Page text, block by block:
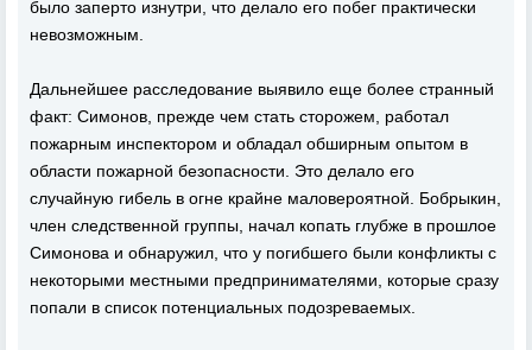
было заперто изнутри, что делало его побег практически
невозможным.
Дальнейшее расследование выявило еще более странный
факт: Симонов, прежде чем стать сторожем, работал
пожарным инспектором и обладал обширным опытом в
области пожарной безопасности. Это делало его
случайную гибель в огне крайне маловероятной. Бобрыкин,
член следственной группы, начал копать глубже в прошлое
Симонова и обнаружил, что у погибшего были конфликты с
некоторыми местными предпринимателями, которые сразу
попали в список потенциальных подозреваемых.